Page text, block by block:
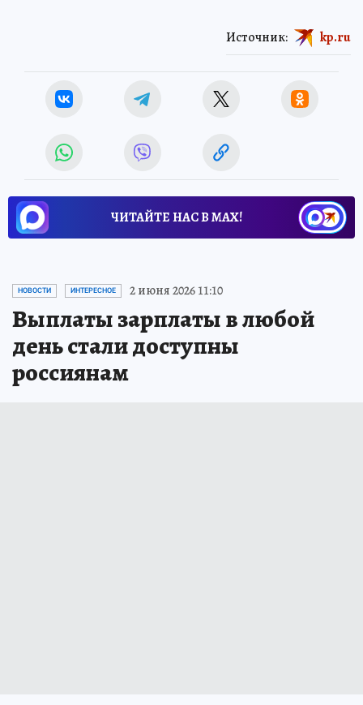
Источник: kp.ru
ЧИТАЙТЕ НАС В МАХ!
НОВОСТИ ИНТЕРЕСНОЕ 2 июня 2026 11:10
Выплаты зарплаты в любой
день стали доступны
россиянам